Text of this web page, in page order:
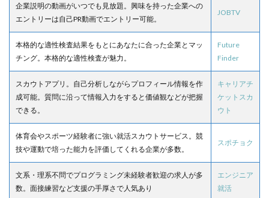
企業説明の動画がいつでも見放題。興味を持った企業への
エントリーは自己PR動画でエントリー可能。
JOBTV
本格的な適性検査結果をもとにあなたに合った企業とマッ
チング。本格的な適性検査が魅力。
Future
Finder
スカウトアプリ。自己分析しながらプロフィール情報を作
成可能。質問に沿って情報入力をすると価値観などが把握
できる。
キャリアチ
ケットスカ
ウト
体育会やスポーツ経験者に強い就活スカウトサービス。競
技や運動で培った能力を評価してくれる企業が多数。
スポチョク
文系・理系不問でプログラミング未経験者歓迎の求人が多
数。面接練習など支援の手厚さで人気あり
エンジニア
就活